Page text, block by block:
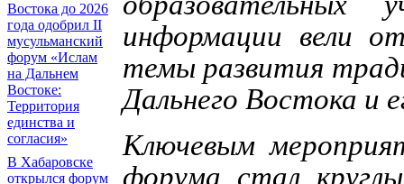
Востока до 2026
года одобрил II
мусульманский
форум «Ислам
на Дальнем
Востоке:
Территория
единства и
согласия»
В Хабаровске
открылся форум
информации вели
темы развития
Дальнего Востока и
Ключевым
форума стал